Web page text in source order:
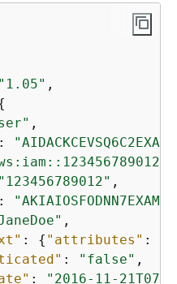
"1.05" ,
,
:
"123456789012" ,
:
,
: { "attributes" :
: "false" ,
:
"2016-11-